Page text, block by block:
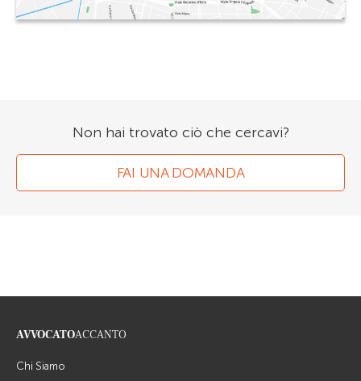
Non hai trovato ciò che cercavi?
FAI UNA DOMANDA
AVVOCATOACCANTO
Chi Siamo